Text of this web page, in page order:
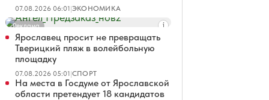
07.08.2026 06:01|ЭКОНОМИКА
Реклама
Ярославец просит не превращать
Тверицкий пляж в волейбольную
площадку
07.08.2026 05:01|СПОРТ
На места в Госдуме от Ярославской
области претендует 18 кандидатов